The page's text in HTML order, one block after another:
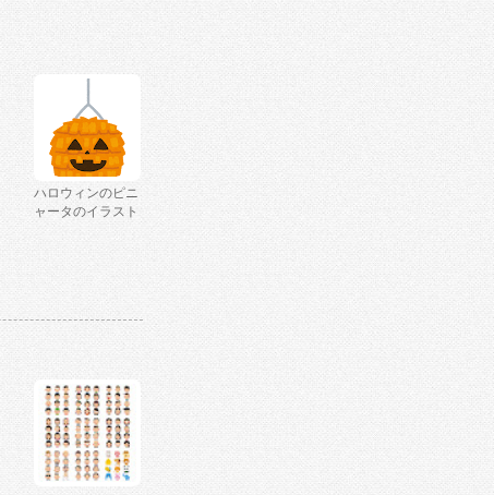
ハロウィンのピニ
ャータのイラスト